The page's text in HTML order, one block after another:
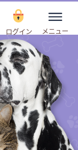
ログイン
toggle
メニュー